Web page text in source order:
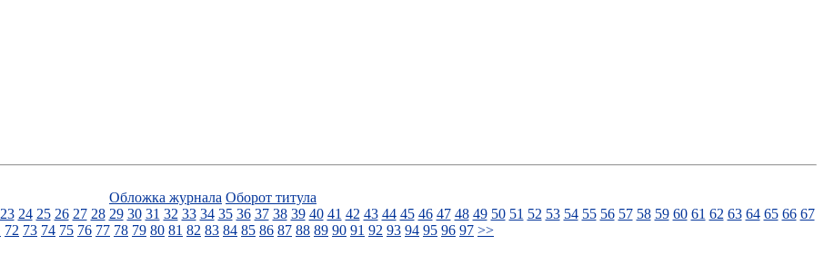
Обложка журнала Оборот титула
23 24 25 26 27 28 29 30 31 32 33 34 35 36 37 38 39 40 41 42 43 44 45 46 47 48 49 50 51 52 53 54 55 56 57 58 59 60 61 62 63 64 65 66 67
72 73 74 75 76 77 78 79 80 81 82 83 84 85 86 87 88 89 90 91 92 93 94 95 96 97 >>